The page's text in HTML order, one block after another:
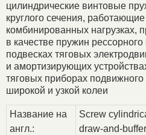
цилиндрические винтовые
круглого сечения,
комбинированных нагрузках,
в качестве пружин
подвесках тяговых
и амортизирующих
тяговых приборах
широкой и узкой колеи
Название на
англ.:
Screw
draw-and-